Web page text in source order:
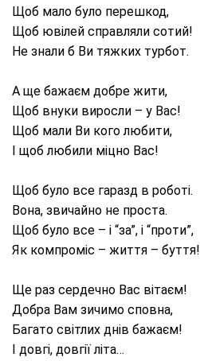
Щоб мало було перешкод,
Щоб ювілей справляли сотий!
Не знали б Ви тяжких турбот.
А ще бажаєм добре жити,
Щоб внуки виросли – у Вас!
Щоб мали Ви кого любити,
І щоб любили міцно Вас!
Щоб було все гаразд в роботі.
Вона, звичайно не проста.
Щоб було все – і “за”, і “проти”,
Як компроміс – життя – буття!
Ще раз сердечно Вас вітаєм!
Добра Вам зичимо сповна,
Багато світлих днів бажаєм!
І довгі, довгії літа…